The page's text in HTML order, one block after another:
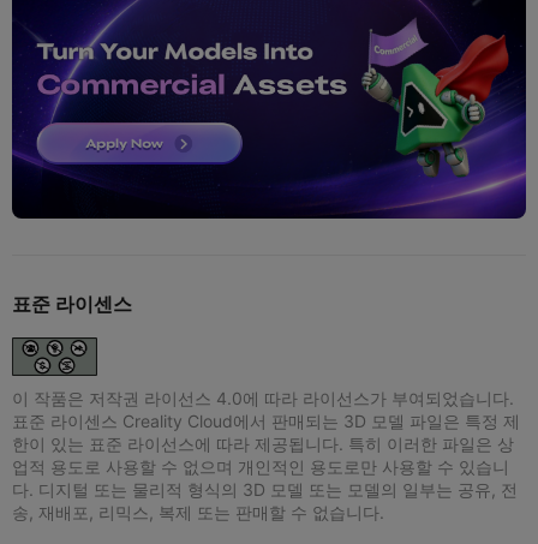
표준 라이센스
이 작품은 저작권 라이선스 4.0에 따라 라이선스가 부여되었습니다.
표준 라이센스 Creality Cloud에서 판매되는 3D 모델 파일은 특정 제
한이 있는 표준 라이선스에 따라 제공됩니다. 특히 이러한 파일은 상
업적 용도로 사용할 수 없으며 개인적인 용도로만 사용할 수 있습니
다. 디지털 또는 물리적 형식의 3D 모델 또는 모델의 일부는 공유, 전
송, 재배포, 리믹스, 복제 또는 판매할 수 없습니다.